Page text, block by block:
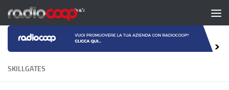
Salta al contenuto
SKILLGATES